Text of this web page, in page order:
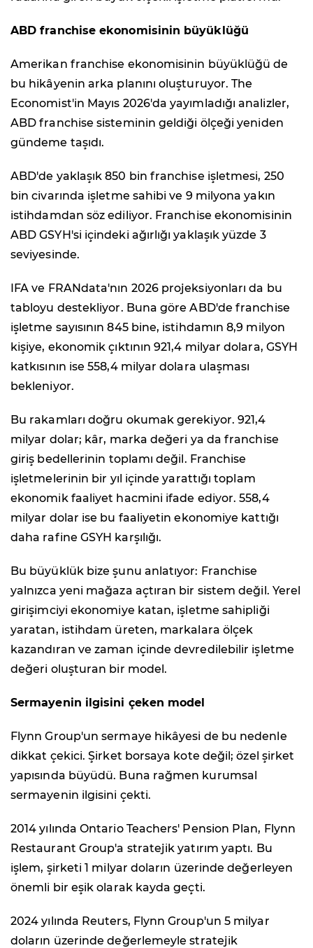
ABD franchise ekonomisinin büyüklüğü
Amerikan franchise ekonomisinin büyüklüğü de
bu hikâyenin arka planını oluşturuyor. The
Economist'in Mayıs 2026'da yayımladığı analizler,
ABD franchise sisteminin geldiği ölçeği yeniden
gündeme taşıdı.
ABD'de yaklaşık 850 bin franchise işletmesi, 250
bin civarında işletme sahibi ve 9 milyona yakın
istihdamdan söz ediliyor. Franchise ekonomisinin
ABD GSYH'si içindeki ağırlığı yaklaşık yüzde 3
seviyesinde.
IFA ve FRANdata'nın 2026 projeksiyonları da bu
tabloyu destekliyor. Buna göre ABD'de franchise
işletme sayısının 845 bine, istihdamın 8,9 milyon
kişiye, ekonomik çıktının 921,4 milyar dolara, GSYH
katkısının ise 558,4 milyar dolara ulaşması
bekleniyor.
Bu rakamları doğru okumak gerekiyor. 921,4
milyar dolar; kâr, marka değeri ya da franchise
giriş bedellerinin toplamı değil. Franchise
işletmelerinin bir yıl içinde yarattığı toplam
ekonomik faaliyet hacmini ifade ediyor. 558,4
milyar dolar ise bu faaliyetin ekonomiye kattığı
daha rafine GSYH karşılığı.
Bu büyüklük bize şunu anlatıyor: Franchise
yalnızca yeni mağaza açtıran bir sistem değil. Yerel
girişimciyi ekonomiye katan, işletme sahipliği
yaratan, istihdam üreten, markalara ölçek
kazandıran ve zaman içinde devredilebilir işletme
değeri oluşturan bir model.
Sermayenin ilgisini çeken model
Flynn Group'un sermaye hikâyesi de bu nedenle
dikkat çekici. Şirket borsaya kote değil; özel şirket
yapısında büyüdü. Buna rağmen kurumsal
sermayenin ilgisini çekti.
2014 yılında Ontario Teachers' Pension Plan, Flynn
Restaurant Group'a stratejik yatırım yaptı. Bu
işlem, şirketi 1 milyar doların üzerinde değerleyen
önemli bir eşik olarak kayda geçti.
2024 yılında Reuters, Flynn Group'un 5 milyar
doların üzerinde değerlemeyle stratejik